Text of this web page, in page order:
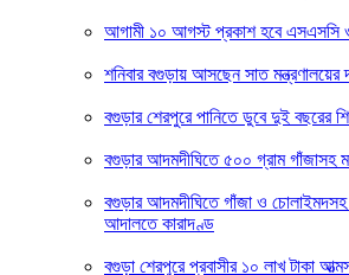
আগামী ১০ আগস্ট প্রকাশ হবে এসএসসি ও
শনিবার বগুড়ায় আসছেন সাত মন্ত্রণালয়ের
বগুড়ার শেরপুরে পানিতে ডুবে দুই বছরের
বগুড়ার আদমদীঘিতে ৫০০ গ্রাম গাঁজাসহ
বগুড়ার আদমদীঘিতে গাঁজা ও
আদালতে কারাদণ্ড
বগুড়া শেরপুরে প্রবাসীর ১০ লাখ টাকা